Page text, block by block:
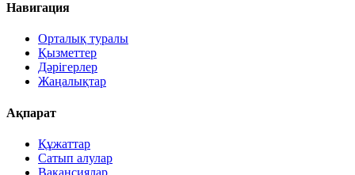
Навигация
Орталық туралы
Қызметтер
Дәрігерлер
Жаңалықтар
Ақпарат
Құжаттар
Сатып алулар
Вакансиялар